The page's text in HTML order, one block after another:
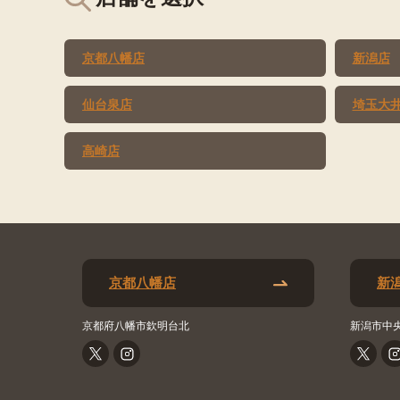
京都八幡店 新潟店
仙台泉店 埼玉大
高崎店
京都八幡店
京都府八幡市欽明台北
新
新潟市中